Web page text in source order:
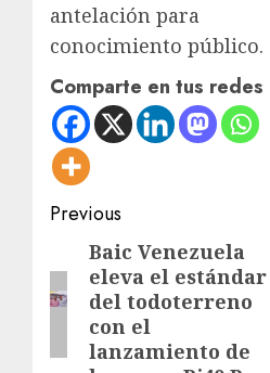
antelación para
conocimiento público.
Comparte en tus redes
Post
navigation
Previous
Previous
post:
Baic Venezuela
eleva el estándar
del todoterreno
con el
lanzamiento de